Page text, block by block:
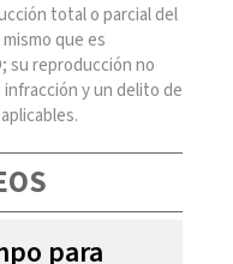
total o parcial del
que es
su reproducción no
y un delito de
para